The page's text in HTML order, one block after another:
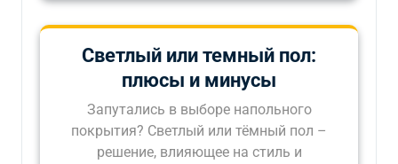
Светлый или темный пол:
плюсы и минусы
Запутались в выборе напольного
покрытия? Светлый или тёмный пол –
решение, влияющее на стиль и